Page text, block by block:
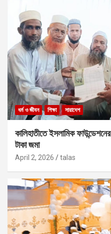
ধর্ম ও জীবন শিক্ষা সারাদেশ
কালিহাতীতে ইসলামিক
টাকা জমা
April 2, 2026 talas